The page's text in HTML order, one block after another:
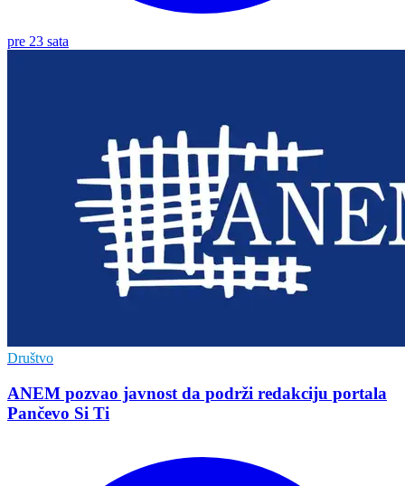
pre 23 sata
Društvo
ANEM pozvao javnost da podrži redakciju portala
Pančevo Si Ti